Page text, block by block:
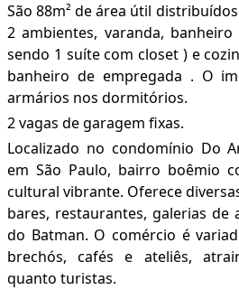
São 88m² de área útil
2 ambientes, varanda,
sendo 1 suíte com closet ) e
banheiro de empregada . O
armários nos dormitórios.
2 vagas de garagem fixas.
Localizado no condomínio Do
em São Paulo, bairro boêmio
cultural vibrante. Oferece
bares, restaurantes, galerias de
do Batman. O comércio é
brechós, cafés e ateliês,
quanto turistas.